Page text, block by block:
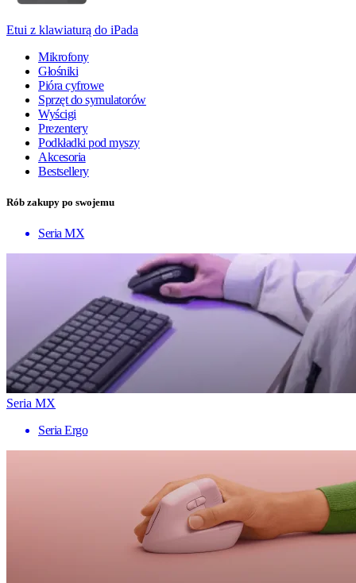
Etui z klawiaturą do iPada
Mikrofony
Głośniki
Pióra cyfrowe
Sprzęt do symulatorów
Wyścigi
Prezentery
Podkładki pod myszy
Akcesoria
Bestsellery
Rób zakupy po swojemu
Seria MX
Seria MX
Seria Ergo